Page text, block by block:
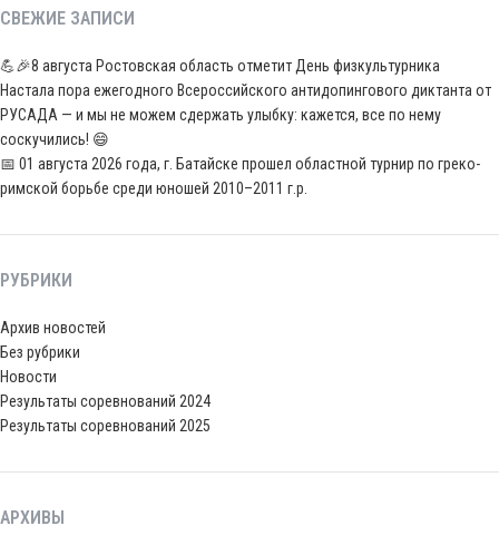
СВЕЖИЕ ЗАПИСИ
💪🎉8 августа Ростовская область отметит День физкультурника
Настала пора ежегодного Всероссийского антидопингового диктанта от
РУСАДА — и мы не можем сдержать улыбку: кажется, все по нему
соскучились! 😄
📅 01 августа 2026 года, г. Батайске прошел областной турнир по греко-
римской борьбе среди юношей 2010–2011 г.р.
РУБРИКИ
Архив новостей
Без рубрики
Новости
Результаты соревнований 2024
Результаты соревнований 2025
АРХИВЫ